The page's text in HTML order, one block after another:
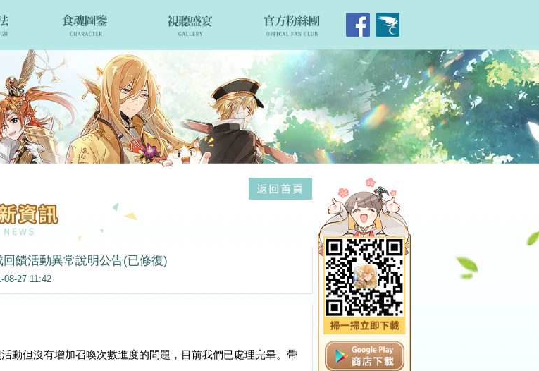
回饋活動異常說明公告(已修復)
08-27 11:42